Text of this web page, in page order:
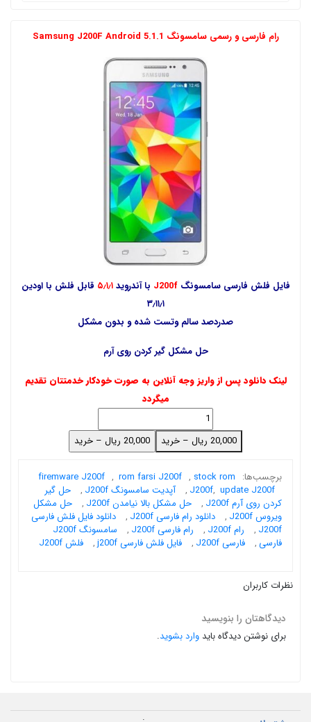
رام فارسی و رسمی سامسونگ Samsung J200F Android 5.1.1
فایل فلش فارسی سامسونگJ200f با آندروید۵٫۱٫۱ قابل فلش با اودین
۳٫۱۱٫۱
صدردصد سالم وتست شده و بدون مشکل
حل مشکل گیر کردن روی آرم
لینک دانلود پس از واریز وجه آنلاین به صورت خودکار خدمتتان تقدیم
میگردد
20,000 ریال – خرید
برچسب‌ها: firemware J200f , rom farsi J200f , stock rom
J200f, update J200f
, آپدیت سامسونگ J200f ,
حل گیر
کردن روی آرم J200f
, حل مشکل بالا نیامدن J200f ,
حل مشکل
ویروس J200f
, دانلود رام فارسی J200f ,
دانلود فایل فلش فارسی
J200f
, رام J200f , رام فارسی J200f ,
سامسونگ J200f
فارسی, فارسی J200f , فایل فلش فارسی j200f , فلش J200f
نظرات کاربران
دیدگاهتان را بنویسید
برای نوشتن دیدگاه باید وارد بشوید.
.